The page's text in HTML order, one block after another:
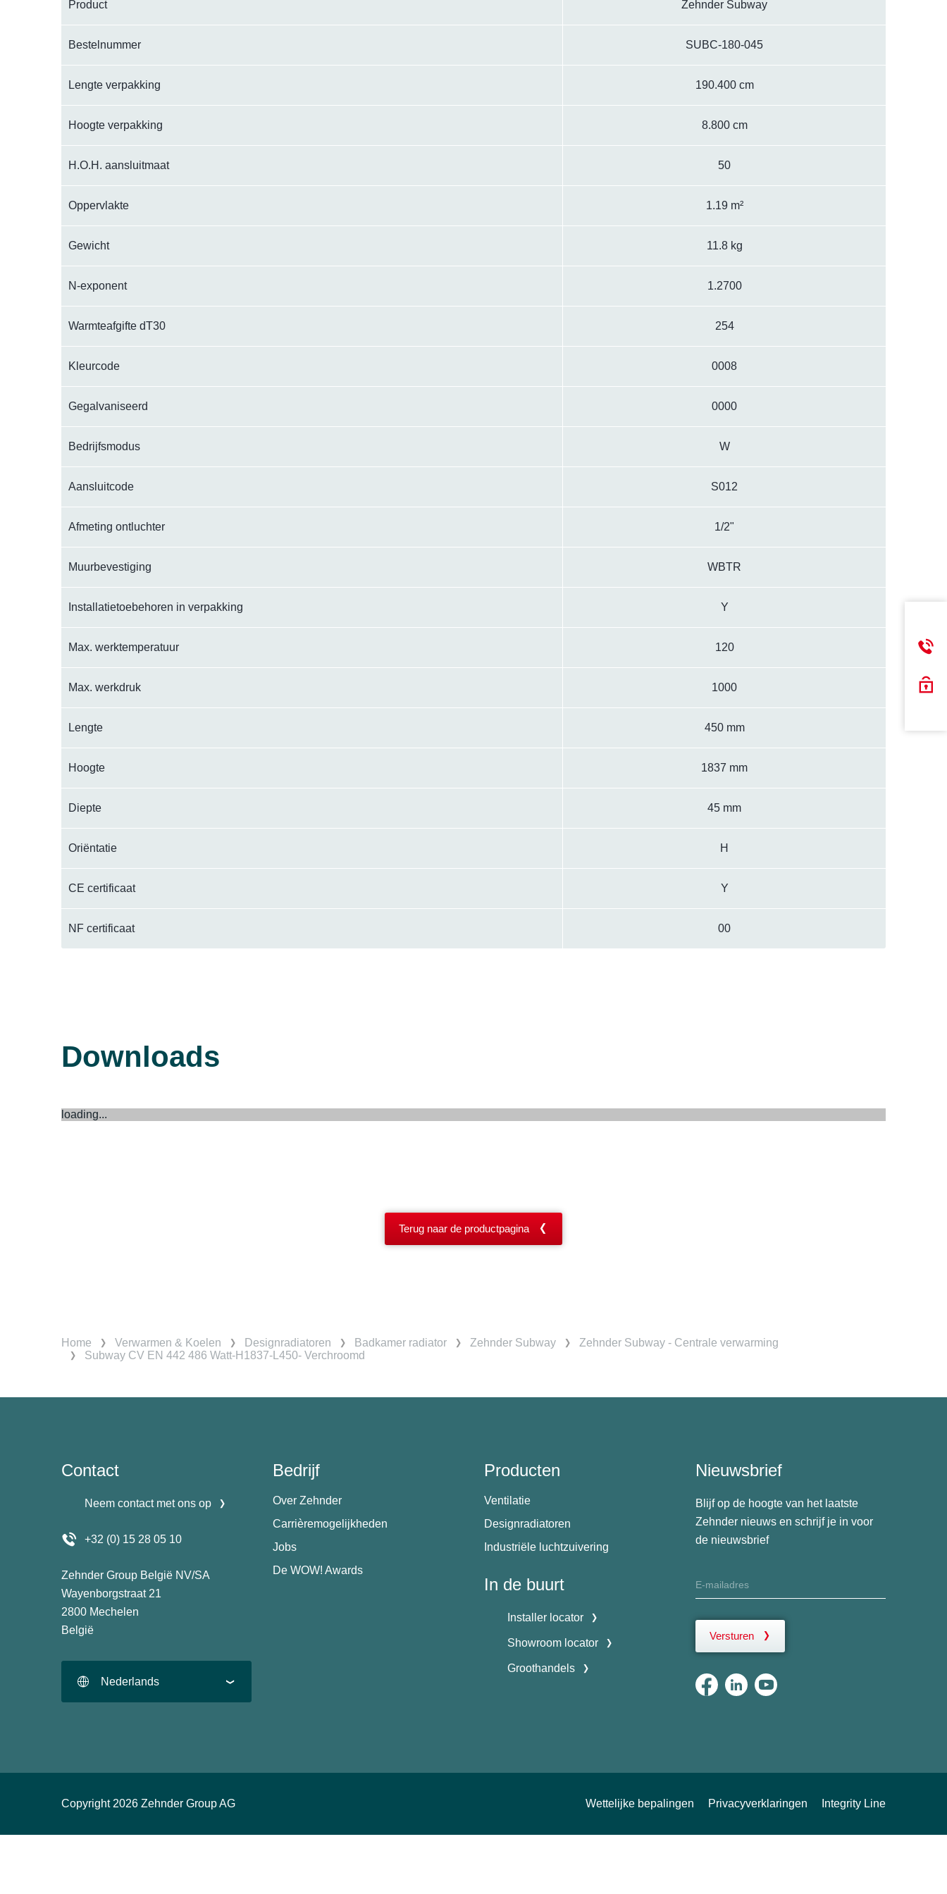
Product Zehnder Subway
Bestelnummer SUBC-180-045
Lengte verpakking 190.400 cm
Hoogte verpakking 8.800 cm
H.O.H. aansluitmaat 50
Oppervlakte 1.19 m²
Gewicht 11.8 kg
N-exponent 1.2700
Warmteafgifte dT30 254
Kleurcode 0008
Gegalvaniseerd 0000
Bedrijfsmodus W
Aansluitcode S012
Afmeting ontluchter 1/2"
Muurbevestiging WBTR
Installatietoebehoren in verpakking Y
Max. werktemperatuur 120
Max. werkdruk 1000
Lengte 450 mm
Hoogte 1837 mm
Diepte 45 mm
Oriëntatie H
CE certificaat Y
NF certificaat 00
Downloads
loading...
Terug naar de productpagina
Home Verwarmen & Koelen Designradiatoren Badkamer radiator Zehnder Subway
Zehnder Subway - Centrale verwarming
Subway CV EN 442 486 Watt-H1837-L450- Verchroomd
Contact
Neem contact met ons op
+32 (0) 15 28 05 10
Zehnder Group België NV/SA
Wayenborgstraat 21
2800 Mechelen
België
Nederlands
Bedrijf
Over Zehnder
Carrièremogelijkheden
Jobs
De WOW! Awards
Producten
Ventilatie
Designradiatoren
Industriële luchtzuivering
In de buurt
Installer locator
Showroom locator
Groothandels
Nieuwsbrief
Blijf op de hoogte van het laatste
Zehnder nieuws en schrijf je in voor
de nieuwsbrief
Versturen
Copyright 2026 Zehnder Group AG Wettelijke bepalingen Privacyverklaringen Integrity Line